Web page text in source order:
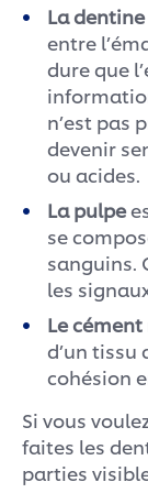
La dentine
entre
dure que
n’est pas
devenir
ou acides.
La pulpe
se
sanguins.
les
Le cément
d’un tissu
cohésion
Si vous
faites les
parties